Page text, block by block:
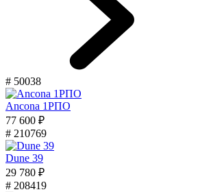
# 50038
Ancona 1РПО
77 600 ₽
# 210769
Dune 39
29 780 ₽
# 208419